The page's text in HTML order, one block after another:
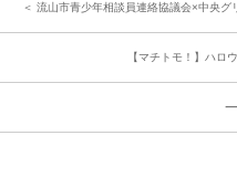
＜ 流山市青少年相談員連絡協議会×中央グ
【マチトモ！】ハ